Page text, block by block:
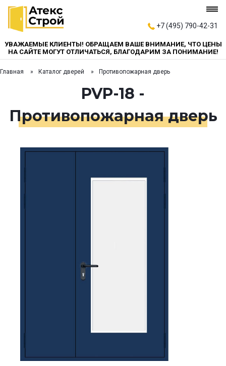
+7 (495) 790-42-31
УВАЖАЕМЫЕ КЛИЕНТЫ! ОБРАЩАЕМ ВАШЕ ВНИМАНИЕ, ЧТО ЦЕНЫ
НА САЙТЕ МОГУТ ОТЛИЧАТЬСЯ, БЛАГОДАРИМ ЗА ПОНИМАНИЕ!
Главная Каталог дверей Противопожарная дверь
PVP-18 -
Противопожарная дверь